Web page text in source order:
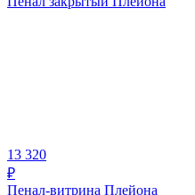
13 320
₽
Пенал-витрина Плейона